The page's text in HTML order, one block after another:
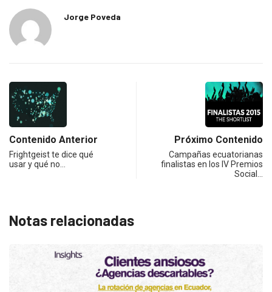
Jorge Poveda
Contenido Anterior
Frightgeist te dice qué
usar y qué no…
Próximo Contenido
Campañas ecuatorianas
finalistas en los IV Premios
Social…
Notas relacionadas